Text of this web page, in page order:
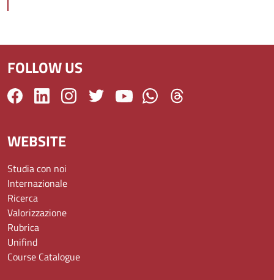
FOLLOW US
WEBSITE
Studia con noi
Internazionale
Ricerca
Valorizzazione
Rubrica
Unifind
Course Catalogue